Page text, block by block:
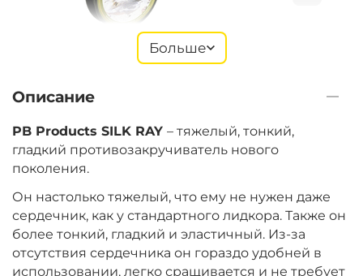
‍2 035‍ ₽
Цвет:
Тест:
65.00 lb
‍1 900‍ ₽
Больше
Описание
PB Products SILK RAY – тяжелый, тонкий,
гладкий противозакручиватель нового
поколения.
Он настолько тяжелый, что ему не нужен даже
сердечник, как у стандартного лидкора. Также он
более тонкий, гладкий и эластичный. Из-за
отсутствия сердечника он гораздо удобней в
использовании, легко сращивается и не требует